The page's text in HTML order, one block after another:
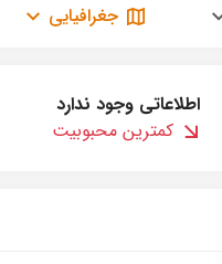
جغرافیایی
اطلاعاتی وجود ندارد
کمترین محبوبیت